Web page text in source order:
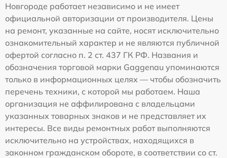
Новгороде работает независимо и не имеет
официальной авторизации от производителя. Цены
на ремонт, указанные на сайте, носят исключительно
ознакомительный характер и не являются публичной
офертой согласно п. 2 ст. 437 ГК РФ. Названия и
обозначения торговой марки Gaggenau упоминаются
только в информационных целях — чтобы обозначить
перечень техники, с которой мы работаем. Наша
организация не аффилирована с владельцами
указанных товарных знаков и не представляет их
интересы. Все виды ремонтных работ выполняются
исключительно на устройствах, находящихся в
законном гражданском обороте, в соответствии со ст.